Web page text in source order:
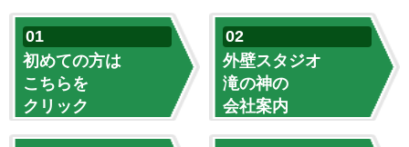
初めての方は
こちらを
クリック
外壁スタジオ
滝の神の
会社案内